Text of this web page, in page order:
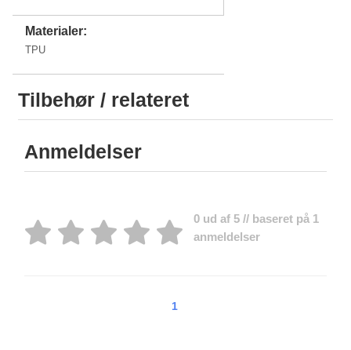
Materialer:
TPU
Tilbehør / relateret
Anmeldelser
0 ud af 5 // baseret på 1
anmeldelser
1